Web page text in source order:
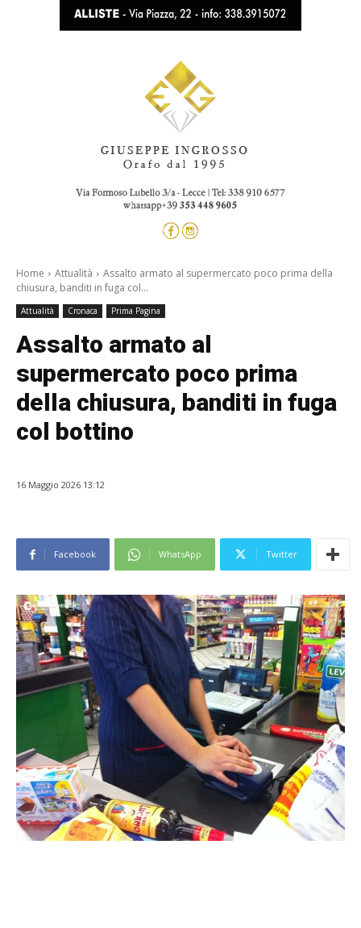
Home Attualità
Assalto armato al supermercato poco prima della
chiusura, banditi in fuga col...
Attualità Cronaca Prima Pagina
Assalto armato al
supermercato poco prima
della chiusura, banditi in fuga
col bottino
16 Maggio 2026 13:12
Facebook WhatsApp Twitter